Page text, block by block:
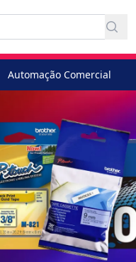
Automação Comercial